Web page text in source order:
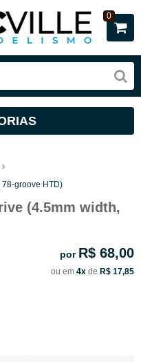
0
78-groove HTD)
(4.5mm width,
por R$ 68,00
ou em 4x de R$ 17,85